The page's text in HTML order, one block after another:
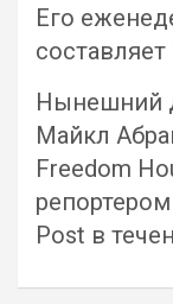
Его
Нынешний
Майкл
Freedom
Post в